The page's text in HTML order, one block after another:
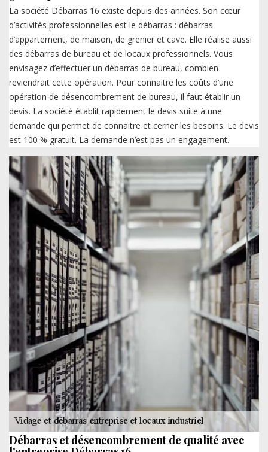
La société Débarras 16 existe depuis des années. Son cœur
d’activités professionnelles est le débarras : débarras
d’appartement, de maison, de grenier et cave. Elle réalise aussi
des débarras de bureau et de locaux professionnels. Vous
envisagez d’effectuer un débarras de bureau, combien
reviendrait cette opération. Pour connaitre les coûts d’une
opération de désencombrement de bureau, il faut établir un
devis. La société établit rapidement le devis suite à une
demande qui permet de connaitre et cerner les besoins. Le devis
est 100 % gratuit. La demande n’est pas un engagement.
Débarras et désencombrement de qualité avec